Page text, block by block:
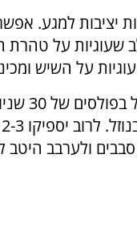
כ 20 -25 דקות עד שהעוגיות
שעוגיות על טהרת
על השיש
בקערית חסינת
ולערבב היטב